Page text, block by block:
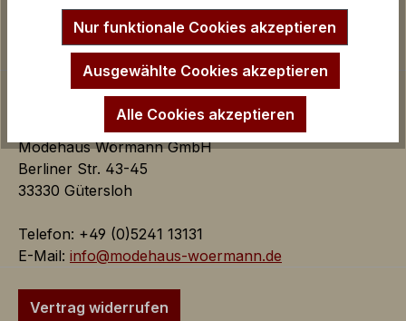
Startseite
Modehaus Wörmann GmbH
Berliner Str. 43-45
33330 Gütersloh
Telefon: +49 (0)5241 13131
E-Mail: info@modehaus-woermann.de
Vertrag widerrufen
Marketing Cookies dienen dazu Werbeanzeigen
auf der Webseite zielgerichtet und individuell über
mehrere Seitenaufrufe und Browsersitzungen zu
Google AdSense:
Das Cookie wird von Google
AdSense für Förderung der
Webseite verwendet.
Google Ads:
Das Google Conversion Tracking
Nur funktionale Cookies akzeptieren
Ausgewählte Cookies akzeptieren
Alle Cookies akzeptieren